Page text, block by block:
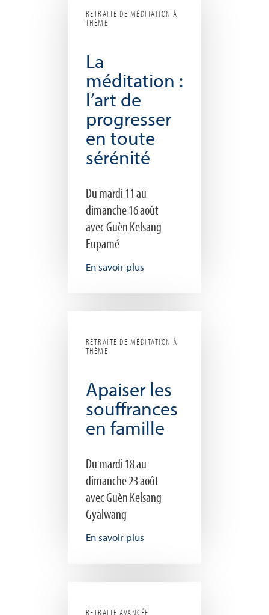
RETRAITE DE MÉDITATION À
THÈME
La
méditation :
l’art de
progresser
en toute
sérénité
Du mardi 11 au
dimanche 16 août
avec Guèn Kelsang
Eupamé
En savoir plus
RETRAITE DE MÉDITATION À
THÈME
Apaiser les
souffrances
en famille
Du mardi 18 au
dimanche 23 août
avec Guèn Kelsang
Gyalwang
En savoir plus
RETRAITE AVANCÉE